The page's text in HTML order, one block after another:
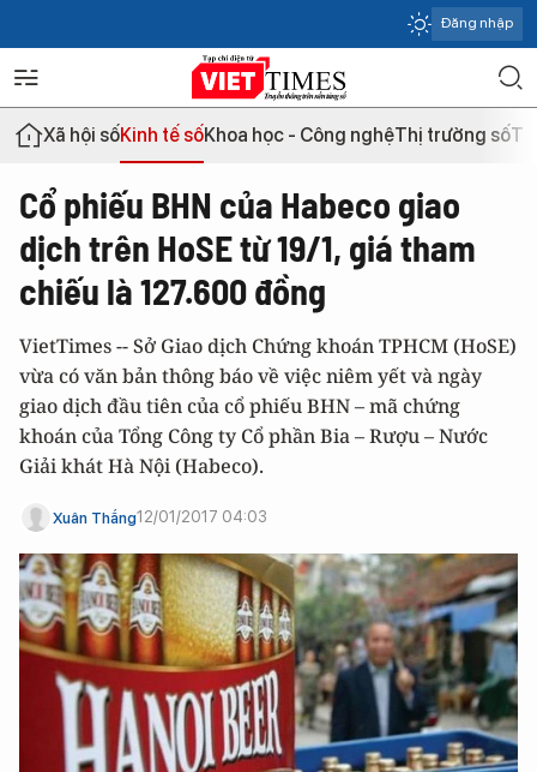
Đăng nhập
Xã hội sốKinh tế sốKhoa học - Công nghệThị trường số
Cổ phiếu BHN của Habeco giao
dịch trên HoSE từ 19/1, giá tham
chiếu là 127.600 đồng
VietTimes -- Sở Giao dịch Chứng khoán TPHCM (HoSE)
vừa có văn bản thông báo về việc niêm yết và ngày
giao dịch đầu tiên của cổ phiếu BHN – mã chứng
khoán của Tổng Công ty Cổ phần Bia – Rượu – Nước
Giải khát Hà Nội (Habeco).
Xuân Thắng12/01/2017 04:03